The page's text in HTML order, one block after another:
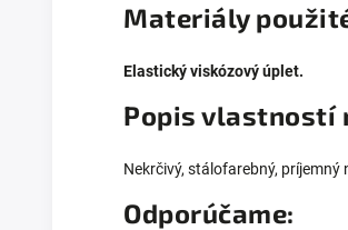
Materiály
Elastický viskózový úplet.
Popis vlastností
Nekrčivý, stálofarebný, príjemný
Odporúčame: